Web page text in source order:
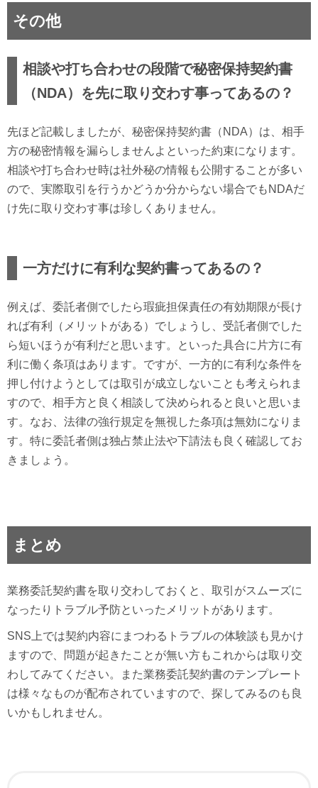
その他
相談や打ち合わせの段階で秘密保持契約書
（NDA）を先に取り交わす事ってあるの？
先ほど記載しましたが、秘密保持契約書（NDA）は、相手
方の秘密情報を漏らしませんよといった約束になります。
相談や打ち合わせ時は社外秘の情報も公開することが多い
ので、実際取引を行うかどうか分からない場合でもNDAだ
け先に取り交わす事は珍しくありません。
一方だけに有利な契約書ってあるの？
例えば、委託者側でしたら瑕疵担保責任の有効期限が長け
れば有利（メリットがある）でしょうし、受託者側でした
ら短いほうが有利だと思います。といった具合に片方に有
利に働く条項はあります。ですが、一方的に有利な条件を
押し付けようとしては取引が成立しないことも考えられま
すので、相手方と良く相談して決められると良いと思いま
す。なお、法律の強行規定を無視した条項は無効になりま
す。特に委託者側は独占禁止法や下請法も良く確認してお
きましょう。
まとめ
業務委託契約書を取り交わしておくと、取引がスムーズに
なったりトラブル予防といったメリットがあります。
SNS上では契約内容にまつわるトラブルの体験談も見かけ
ますので、問題が起きたことが無い方もこれからは取り交
わしてみてください。また業務委託契約書のテンプレート
は様々なものが配布されていますので、探してみるのも良
いかもしれません。